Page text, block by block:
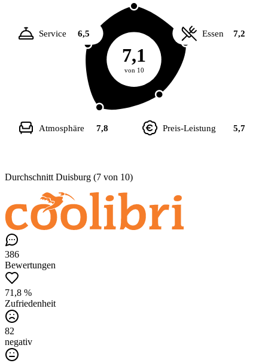
7,1
von 10
Essen 7,2
Preis-Leistung 5,7
Atmosphäre 7,8
Service 6,5
Durchschnitt Duisburg (7 von 10)
386
Bewertungen
71,8 %
Zufriedenheit
82
negativ